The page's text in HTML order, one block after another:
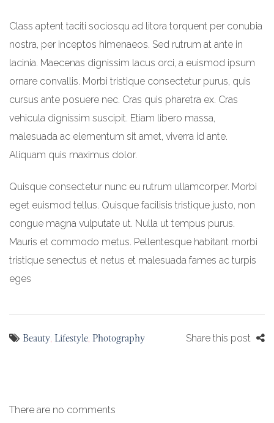
Class aptent taciti sociosqu ad litora torquent per conubia
nostra, per inceptos himenaeos. Sed rutrum at ante in
lacinia. Maecenas dignissim lacus orci, a euismod ipsum
ornare convallis. Morbi tristique consectetur purus, quis
cursus ante posuere nec. Cras quis pharetra ex. Cras
vehicula dignissim suscipit. Etiam libero massa,
malesuada ac elementum sit amet, viverra id ante.
Aliquam quis maximus dolor.
Quisque consectetur nunc eu rutrum ullamcorper. Morbi
eget euismod tellus. Quisque facilisis tristique justo, non
congue magna vulputate ut. Nulla ut tempus purus.
Mauris et commodo metus. Pellentesque habitant morbi
tristique senectus et netus et malesuada fames ac turpis
eges
Beauty, Lifestyle, Photography Share this post
There are no comments